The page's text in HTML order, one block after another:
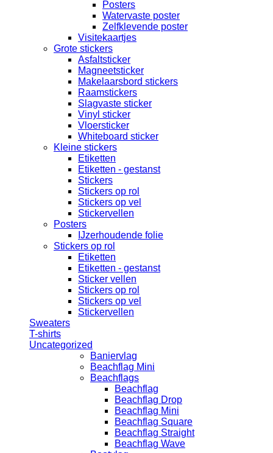
Posters
Watervaste poster
Zelfklevende poster
Visitekaartjes
Grote stickers
Asfaltsticker
Magneetsticker
Makelaarsbord stickers
Raamstickers
Slagvaste sticker
Vinyl sticker
Vloersticker
Whiteboard sticker
Kleine stickers
Etiketten
Etiketten - gestanst
Stickers
Stickers op rol
Stickers op vel
Stickervellen
Posters
IJzerhoudende folie
Stickers op rol
Etiketten
Etiketten - gestanst
Sticker vellen
Stickers op rol
Stickers op vel
Stickervellen
Sweaters
T-shirts
Uncategorized
Baniervlag
Beachflag Mini
Beachflags
Beachflag
Beachflag Drop
Beachflag Mini
Beachflag Square
Beachflag Straight
Beachflag Wave